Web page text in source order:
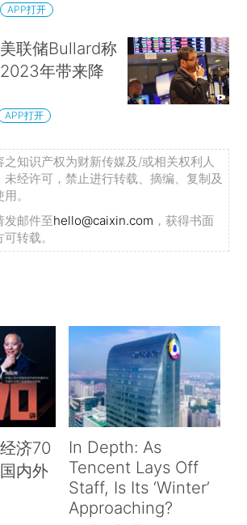
APP打开
美联储Bullard称
年带来降
APP打开
之知识产权为财新传媒及/或相关权利人
经许可，禁止进行转载、摘编、复制及
。
发邮件至hello@caixin.com ，获得书面
转载。
济70
内外
In Depth: As
Tencent Lays Off
Staff, Is Its ‘Winter’
Approaching?